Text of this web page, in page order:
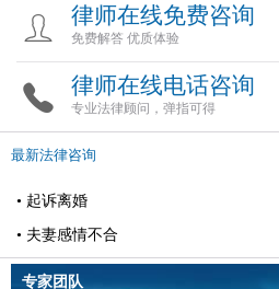
律师在线免费咨询
免费解答 优质体验
律师在线电话咨询
专业法律顾问，弹指可得
最新法律咨询
• 起诉离婚
• 夫妻感情不合
专家团队